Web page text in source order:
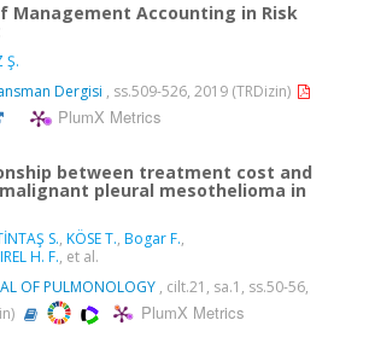
Management Accounting in Risk
Ş.
Dergisi , ss.509-526, 2019 (TRDizin)
PlumX Metrics
between treatment cost and
pleural mesothelioma in
S., KÖSE T., Bogar F.,
H. F., et al.
OF PULMONOLOGY , cilt.21, sa.1, ss.50-56,
PlumX Metrics